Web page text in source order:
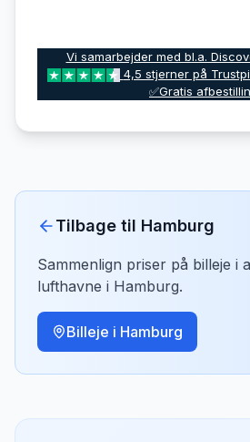
Vi samarbejder med bl.a.
4,5 stjerner på
✅Gratis
Tilbage til Hamburg
Sammenlign priser på billeje i
lufthavne i Hamburg.
Billeje i Hamburg